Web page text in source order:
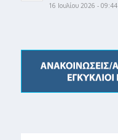
16 Ιουλίου 2026 - 09:44